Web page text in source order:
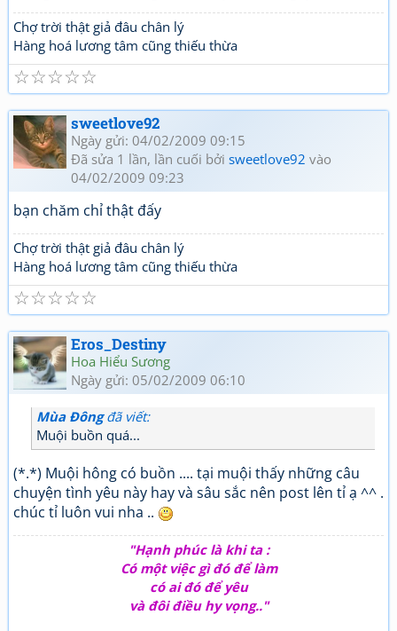
Chợ trời thật giả đâu chân lý
Hàng hoá lương tâm cũng thiếu thừa
☆
☆
☆
☆
☆
sweetlove92
Ngày gửi: 04/02/2009 09:15
Đã sửa 1 lần, lần cuối bởi sweetlove92 vào
04/02/2009 09:23
bạn chăm chỉ thật đấy
Chợ trời thật giả đâu chân lý
Hàng hoá lương tâm cũng thiếu thừa
☆
☆
☆
☆
☆
Eros_Destiny
Hoa Hiểu Sương
Ngày gửi: 05/02/2009 06:10
Mùa Đôngđã viết:
Muội buồn quá...
(*.*) Muội hông có buồn .... tại muội thấy những câu
chuyện tình yêu này hay và sâu sắc nên post lên tỉ ạ ^^ .
chúc tỉ luôn vui nha ..
"Hạnh phúc là khi ta :
Có một việc gì đó để làm
có ai đó để yêu
và đôi điều hy vọng.."